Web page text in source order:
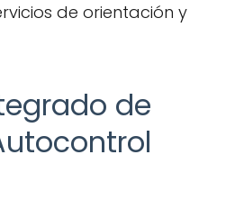
de orientación y
de